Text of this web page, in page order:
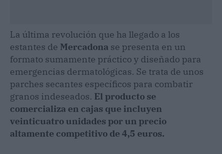
La última revolución que ha llegado a los
estantes de Mercadona se presenta en un
formato sumamente práctico y diseñado para
emergencias dermatológicas. Se trata de unos
parches secantes específicos para combatir
granos indeseados. El producto se
comercializa en cajas que incluyen
veinticuatro unidades por un precio
altamente competitivo de 4,5 euros.